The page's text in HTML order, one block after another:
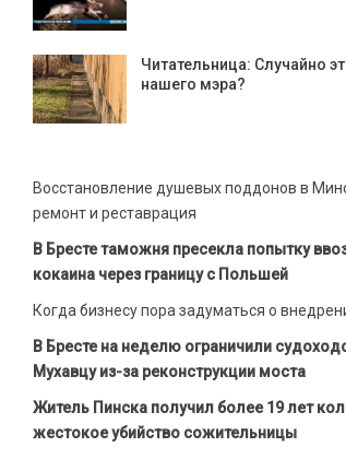
Читательница: Случайно
нашего мэра?
Восстановление душевых поддонов в
ремонт и реставрация
В Бресте таможня пресекла попытку
кокаина через границу с Польшей
Когда бизнесу пора задуматься о
В Бресте на неделю ограничили
Мухавцу из-за реконструкции моста
Житель Пинска получил более 19 лет
жестокое убийство сожительницы